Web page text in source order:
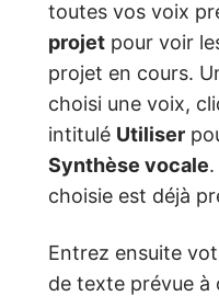
toutes vos voix
projet pour voir
projet en cours.
choisi une voix,
intitulé Utiliser
Synthèse vocale
choisie est déjà
Entrez ensuite
de texte prévue